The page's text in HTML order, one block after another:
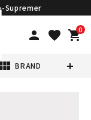
Supremer
person favorite 0
shopping_cart
view_module BRAND